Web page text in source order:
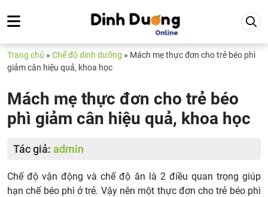
Trang chủ » Chế độ dinh dưỡng » Mách mẹ thực đơn cho trẻ béo phì
giảm cân hiệu quả, khoa học
Mách mẹ thực đơn cho trẻ béo
phì giảm cân hiệu quả, khoa học
Tác giả: admin
Chế độ vận động và chế độ ăn là 2 điều quan trọng giúp
hạn chế béo phì ở trẻ. Vậy nên một thực đơn cho trẻ béo phì